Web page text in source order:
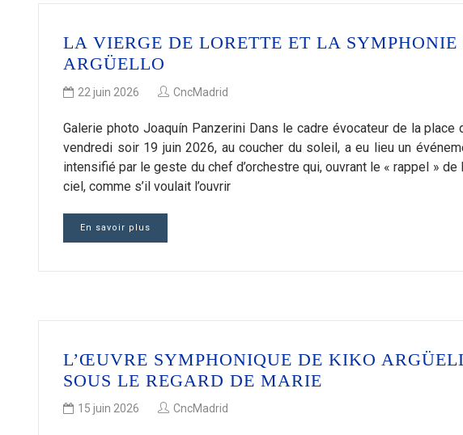
LA VIERGE DE LORETTE ET LA
ARGÜELLO
22 juin 2026 CncMadrid
Galerie photo Joaquín Panzerini Dans le cadre évocateur de la
vendredi soir 19 juin 2026, au coucher du soleil, a eu lieu un
intensifié par le geste du chef d’orchestre qui, ouvrant le « rappel »
ciel, comme s’il voulait l’ouvrir
En savoir plus
L’ŒUVRE SYMPHONIQUE DE KIKO
SOUS LE REGARD DE MARIE
15 juin 2026 CncMadrid